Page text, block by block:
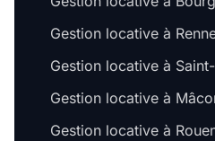
Gestion locative à
Gestion locative à
Gestion locative à
Gestion locative à